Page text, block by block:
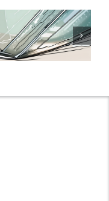
7
Expertentipps
für maximale